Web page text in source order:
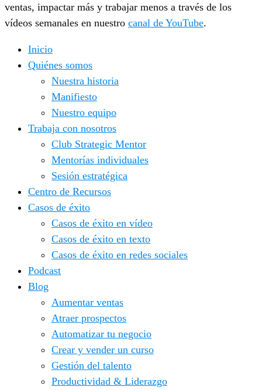
ventas, impactar más y trabajar menos a través de los
vídeos semanales en nuestro canal de YouTube.
Inicio
Quiénes somos
Nuestra historia
Manifiesto
Nuestro equipo
Trabaja con nosotros
Club Strategic Mentor
Mentorías individuales
Sesión estratégica
Centro de Recursos
Casos de éxito
Casos de éxito en vídeo
Casos de éxito en texto
Casos de éxito en redes sociales
Podcast
Blog
Aumentar ventas
Atraer prospectos
Automatizar tu negocio
Crear y vender un curso
Gestión del talento
Productividad & Liderazgo